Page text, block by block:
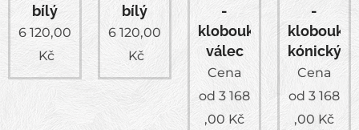
bílý
6 120,00
Kč
bílý
6 120,00
Kč
-
klobouk
válec
Cena
od 3 168
,00 Kč
-
klobouk
kónický
Cena
od 3 168
,00 Kč